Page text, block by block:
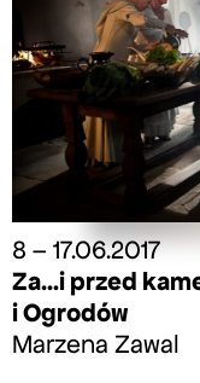
8 – 17.06.2017
Za…i przed
i Ogrodów
Marzena Zawal